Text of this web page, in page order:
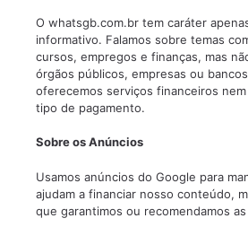
O whatsgb.com.br tem caráter
informativo. Falamos sobre temas
cursos, empregos e finanças, mas
órgãos públicos, empresas ou
oferecemos serviços financeiros
tipo de pagamento.
Sobre os Anúncios
Usamos anúncios do Google para
ajudam a financiar nosso conteúdo,
que garantimos ou recomendamos